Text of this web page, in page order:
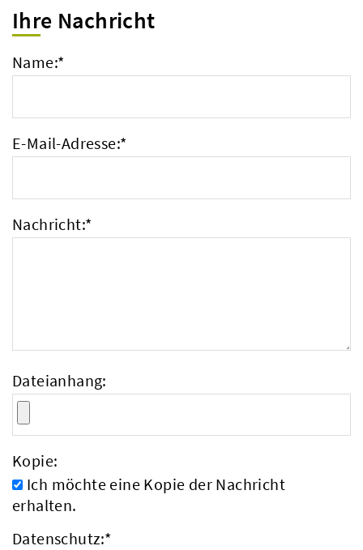
Ihre Nachricht
Name:*
E-Mail-Adresse:*
Nachricht:*
Dateianhang:
Kopie:
Ich möchte eine Kopie der Nachricht
erhalten.
Datenschutz:*